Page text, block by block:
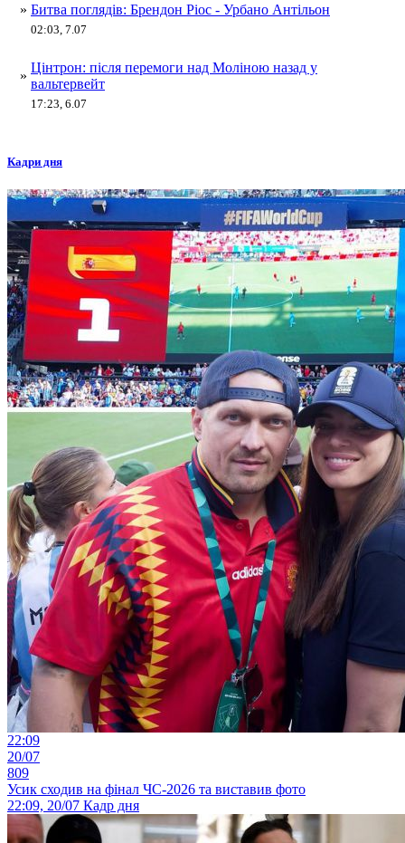
» Битва поглядів: Брендон Ріос - Урбано Антільон
02:03, 7.07
»
Цінтрон: після перемоги над Моліною назад у
вальтервейт
17:23, 6.07
Кадри дня
22:09
20/07
809
Усик сходив на фінал ЧС-2026 та виставив фото
22:09, 20/07 Кадр дня